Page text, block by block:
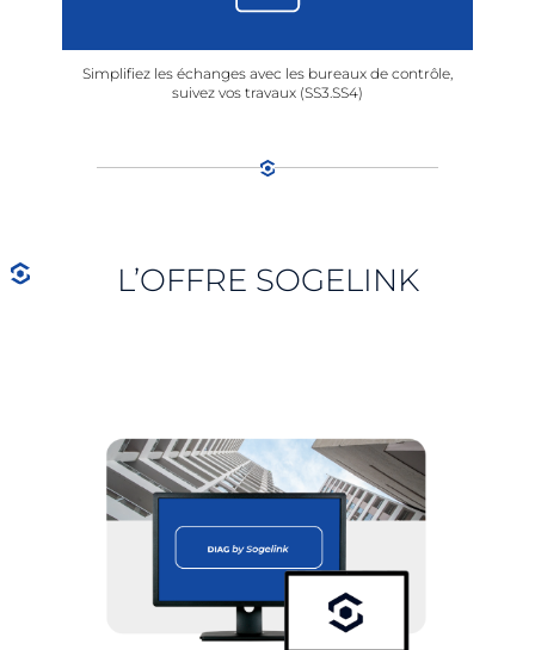
Simplifiez les échanges avec les bureaux de contrôle,
suivez vos travaux (SS3.SS4)
L’OFFRE SOGELINK